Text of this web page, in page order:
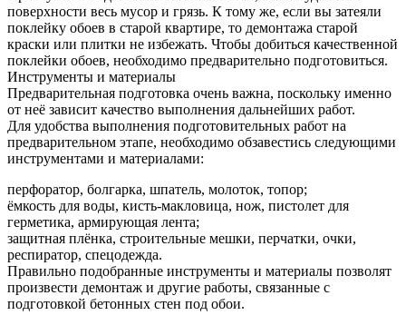
поверхности весь мусор и грязь. К тому же, если вы затеяли
поклейку обоев в старой квартире, то демонтажа старой
краски или плитки не избежать. Чтобы добиться качественной
поклейки обоев, необходимо предварительно подготовиться.
Инструменты и материалы
Предварительная подготовка очень важна, поскольку именно
от неё зависит качество выполнения дальнейших работ.
Для удобства выполнения подготовительных работ на
предварительном этапе, необходимо обзавестись следующими
инструментами и материалами:
перфоратор, болгарка, шпатель, молоток, топор;
ёмкость для воды, кисть-макловица, нож, пистолет для
герметика, армирующая лента;
защитная плёнка, строительные мешки, перчатки, очки,
респиратор, спецодежда.
Правильно подобранные инструменты и материалы позволят
произвести демонтаж и другие работы, связанные с
подготовкой бетонных стен под обои.